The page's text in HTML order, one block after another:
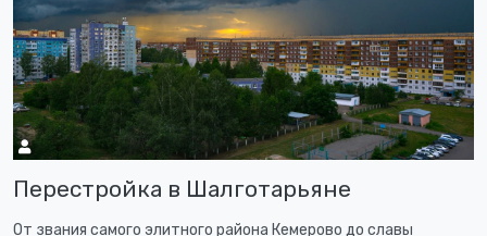
Перестройка в Шалготарьяне
От звания самого элитного района Кемерово до славы